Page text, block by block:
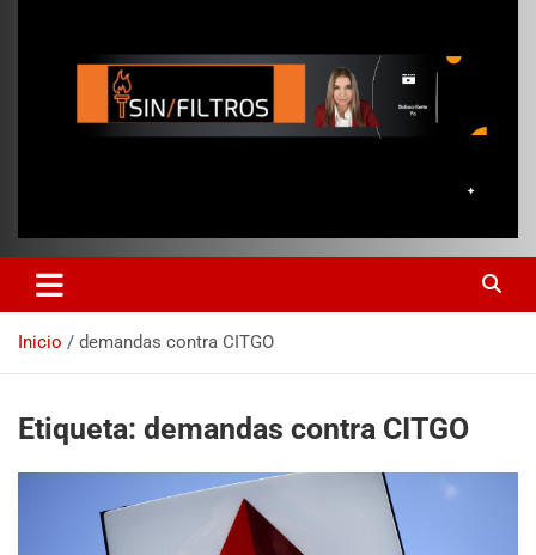
Inicio demandas contra CITGO
Etiqueta: demandas contra CITGO